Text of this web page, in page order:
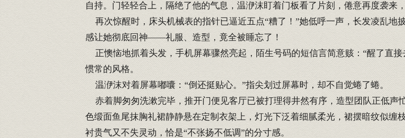
自持。门轻轻合上，隔绝了他的气息，温洢沫盯着门板看了片刻，倦意再度袭来
再次惊醒时，床头机械表的指针已逼近五点“糟了！”她低呼一声，长发凌乱地
感让她彻底回神——礼服、造型，竟全被睡忘了！
正懊恼地抓着头发，手机屏幕骤然亮起，陌生号码的短信言简意赅：“醒了直
惯常的风格。
温洢沫对着屏幕嘟囔：“倒还挺贴心。”指尖划过屏幕时，却不自觉蜷了蜷。
赤着脚匆匆洗漱完毕，推开门便见客厅已被打理得井然有序，造型团队正低声
色缎面鱼尾抹胸礼裙静静悬在定制衣架上，灯光下泛着细腻柔光，裙摆暗纹似缠
衬贵气又不失灵动，恰是“不张扬不低调”的分寸感。